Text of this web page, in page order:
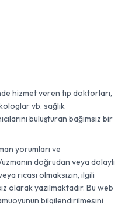
hizmet veren tıp doktorları,
vb. sağlık
buluşturan bağımsız bir
yorumları ve
doğrudan veya dolaylı
ricası olmaksızın, ilgili
olarak yazılmaktadır. Bu web
bilgilendirilmesini